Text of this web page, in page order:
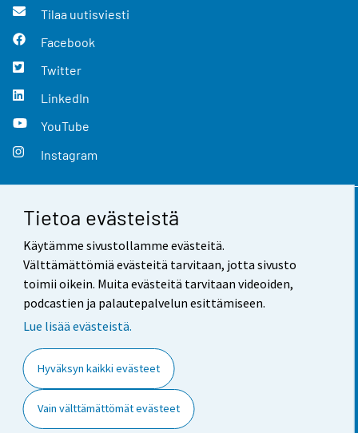
Tietoa evästeistä
Käytämme sivustollamme evästeitä.
Välttämättömiä evästeitä tarvitaan, jotta sivusto
toimii oikein. Muita evästeitä tarvitaan videoiden,
podcastien ja palautepalvelun esittämiseen.
Lue lisää evästeistä.
Hyväksyn kaikki evästeet
Vain välttämättömät evästeet
Tilaa uutisviesti
Facebook
Twitter
LinkedIn
YouTube
Instagram
Yhteystiedot
Palaute
Käyttöehdot
Saavutettavuus
Tietoa sivustosta
Evästeasetukset